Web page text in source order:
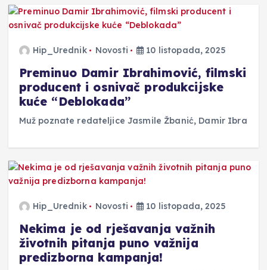
Hip_Urednik Novosti 10 listopada, 2025
Preminuo Damir Ibrahimović, filmski
producent i osnivač produkcijske
kuće “Deblokada”
Muž poznate redateljice Jasmile Žbanić, Damir Ibra
Hip_Urednik Novosti 10 listopada, 2025
Nekima je od rješavanja važnih
životnih pitanja puno važnija
predizborna kampanja!